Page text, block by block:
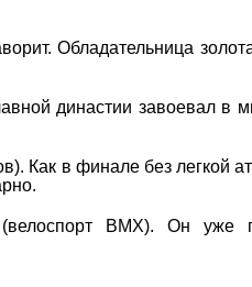
Обладательница
династии завоевал в
Как в финале без легкой
BMX). Он уже